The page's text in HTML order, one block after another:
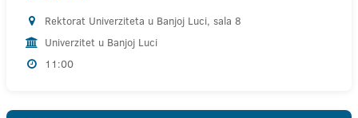
Rektorat Univerziteta u Banjoj Luci, sala 8
Univerzitet u Banjoj Luci
11:00